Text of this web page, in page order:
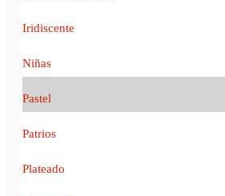
Iridiscente
Niñas
Pastel
Patrios
Plateado